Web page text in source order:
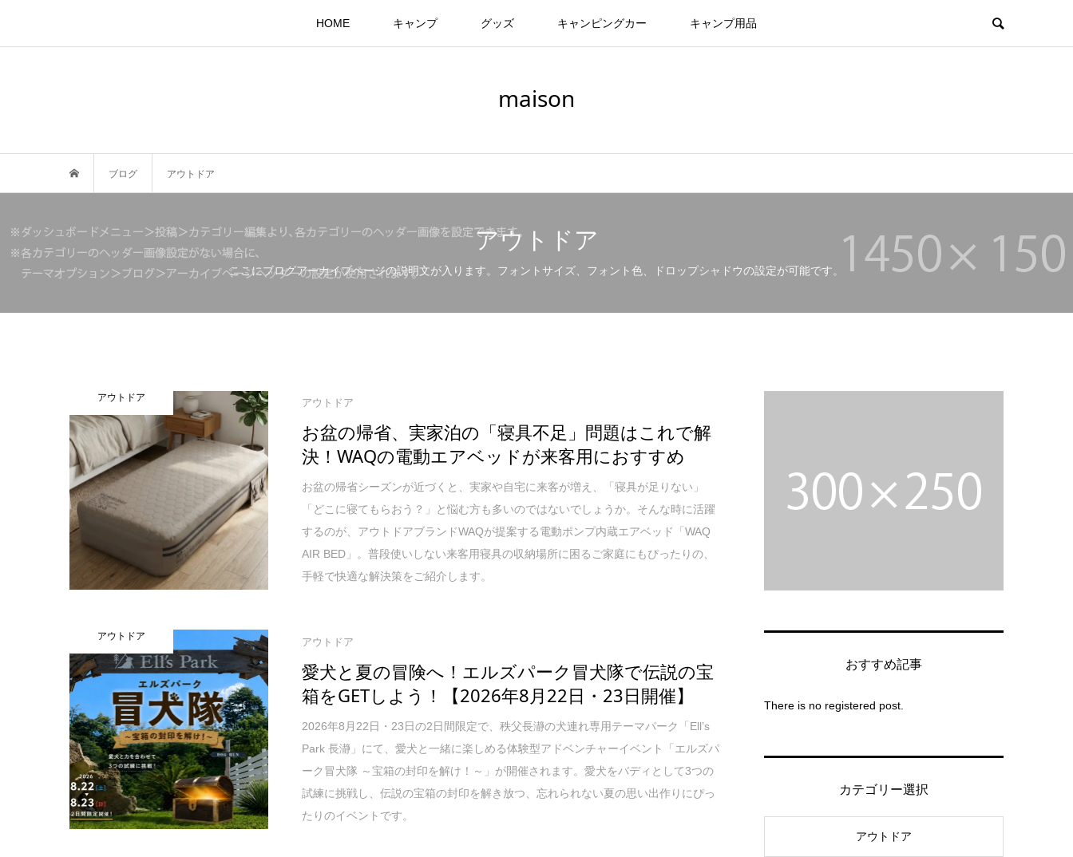
HOME キャンプ グッズ キャンピングカー キャンプ用品
maison
ブログ アウトドア
アウトドア
ここにブログアーカイブページの説明文が入ります。フォントサイズ、フォント色、ドロップシャドウの設定が可能です。
アウトドア アウトドア
お盆の帰省、実家泊の「寝具不足」問題はこれで解
決！WAQの電動エアベッドが来客用におすすめ
お盆の帰省シーズンが近づくと、実家や自宅に来客が増え、「寝具が足りない」
「どこに寝てもらおう？」と悩む方も多いのではないでしょうか。そんな時に活躍
するのが、アウトドアブランドWAQが提案する電動ポンプ内蔵エアベッド「WAQ
AIR BED」。普段使いしない来客用寝具の収納場所に困るご家庭にもぴったりの、
手軽で快適な解決策をご紹介します。
アウトドア アウトドア
愛犬と夏の冒険へ！エルズパーク冒犬隊で伝説の宝
箱をGETしよう！【2026年8月22日・23日開催】
2026年8月22日・23日の2日間限定で、秩父長瀞の犬連れ専用テーマパーク「Ell’s
Park 長瀞」にて、愛犬と一緒に楽しめる体験型アドベンチャーイベント「エルズパ
ーク冒犬隊 ～宝箱の封印を解け！～」が開催されます。愛犬をバディとして3つの
試練に挑戦し、伝説の宝箱の封印を解き放つ、忘れられない夏の思い出作りにぴっ
たりのイベントです。
おすすめ記事
There is no registered post.
カテゴリー選択
アウトドア